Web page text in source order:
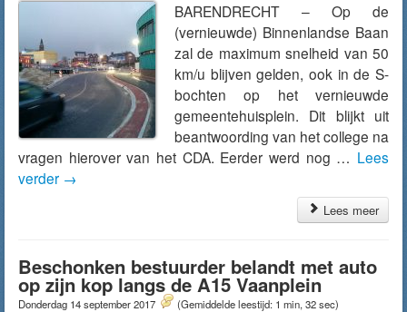
BARENDRECHT – Op de
(vernieuwde) Binnenlandse Baan
zal de maximum snelheid van 50
km/u blijven gelden, ook in de S-
bochten op het vernieuwde
gemeentehuisplein. Dit blijkt uit
beantwoording van het college na
vragen hierover van het CDA. Eerder werd nog … Lees
verder →
Lees meer
Beschonken bestuurder belandt met auto
op zijn kop langs de A15 Vaanplein
Donderdag 14 september 2017 (Gemiddelde leestijd: 1 min, 32 sec)